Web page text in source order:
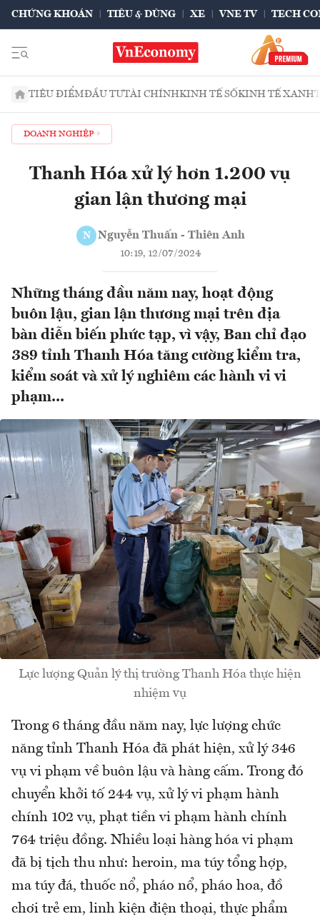
CHỨNG KHOÁN TIÊU & DÙNG XE VNE TV TECH
TIÊU ĐIỂMĐẦU TƯTÀI CHÍNHKINH TẾ SỐKINH TẾ XANH
DOANH NGHIỆP
Thanh Hóa xử lý hơn 1.200 vụ
gian lận thương mại
N Nguyễn Thuấn - Thiên Anh
10:19, 12/07/2024
Những tháng đầu năm nay, hoạt động
buôn lậu, gian lận thương mại trên địa
bàn diễn biến phức tạp, vì vậy, Ban chỉ đạo
389 tỉnh Thanh Hóa tăng cường kiểm tra,
kiểm soát và xử lý nghiêm các hành vi vi
phạm...
Lực lượng Quản lý thị trường Thanh Hóa thực hiện
nhiệm vụ
Trong 6 tháng đầu năm nay, lực lượng chức
năng tỉnh Thanh Hóa đã phát hiện, xử lý 346
vụ vi phạm về buôn lậu và hàng cấm. Trong đó
chuyển khởi tố 244 vụ, xử lý vi phạm hành
chính 102 vụ, phạt tiền vi phạm hành chính
764 triệu đồng. Nhiều loại hàng hóa vi phạm
đã bị tịch thu như: heroin, ma túy tổng hợp,
ma túy đá, thuốc nổ, pháo nổ, pháo hoa, đồ
chơi trẻ em, linh kiện điện thoại, thực phẩm